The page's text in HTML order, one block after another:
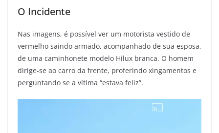
O Incidente
Nas imagens, é possível ver um motorista vestido de
vermelho saindo armado, acompanhado de sua esposa,
de uma caminhonete modelo Hilux branca. O homem
dirige-se ao carro da frente, proferindo xingamentos e
perguntando se a vítima “estava feliz”.